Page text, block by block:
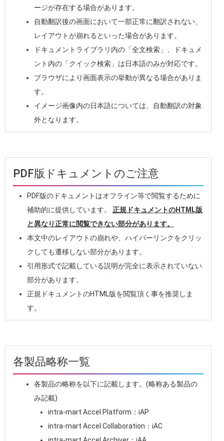
ージが存在する場合があります。
自動翻訳後の画面において一部正常に翻訳されない、
レイアウトが崩れるといった場合があります。
ドキュメントライブラリ内の「全文検索」、ドキュメ
ント内の「クイック検索」は日本語のみが対応です。
ブラウザにより画面表示の挙動が異なる場合がありま
す。
イメージ画像内の日本語については、自動翻訳の対象
外となります。
PDF版ドキュメントのご注意
PDF版のドキュメントはオフライン等で閲覧するために
補助的に提供しています。 正規ドキュメントのHTML版
と異なり正常に閲覧できない部分があります。
本文中のレイアウトの崩れや、ハイパーリンクをクリッ
クしても遷移しない部分があります。
引用形式で記載している説明が完全に表示されていない
部分があります。
正規ドキュメントのHTML版を閲覧頂く事を推奨しま
す。
各製品略称一覧
各製品の略称を以下に記載します。(略称ある製品の
み記載)
intra-mart Accel Platform：iAP
intra-mart Accel Collaboration：iAC